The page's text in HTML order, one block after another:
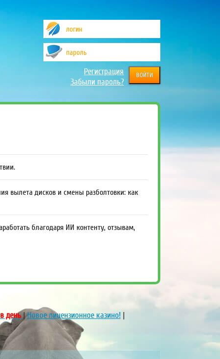
Регистрация
Забыли пароль?
вылета дисков и смены разболтовки: как
благодаря ИИ контенту, отзывам,
день|Новое лицензионное казино! |